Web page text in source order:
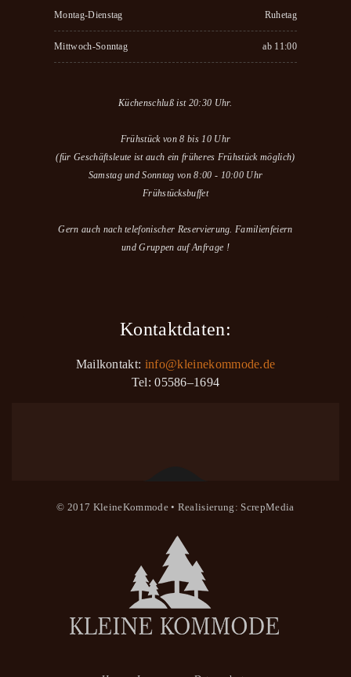
Montag-Dienstag Ruhetag
Mittwoch-Sonntag ab 11:00
Küchenschluß ist 20:30 Uhr.
Frühstück von 8 bis 10 Uhr
(für Geschäftsleute ist auch ein früheres Frühstück möglich)
Samstag und Sonntag von 8:00 - 10:00 Uhr
Frühstücksbuffet
Gern auch nach telefonischer Reservierung. Familienfeiern
und Gruppen auf Anfrage !
Kontaktdaten:
Mailkontakt: info@kleinekommode.de
Tel: 05586–1694
© 2017 KleineKommode• Realisierung: ScrepMedia